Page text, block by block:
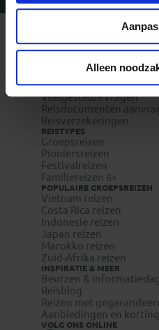
Alleen
Waarom Koning Aap?
Bestemmingen
Duurzaam toerisme
Vacatures
Veelgestelde vragen
Reisdocumenten
Reisverzekeringen
REISTYPES
Groepsreizen
Pioniersreizen
Festivalreizen
Familiereizen 6+
POPULAIRE GROEPSREIZEN
Vietnam reizen
Costa Rica reizen
Indonesie reizen
Japan reizen
Marokko reizen
Zuid-Afrika reizen
INSPIRATIE & MEER
Beurzen &
Reisblog
Reizen met
Aanbiedingen en
VOLG ONS ONLINE